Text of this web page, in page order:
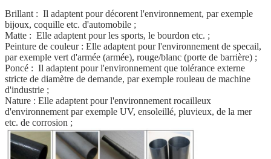
Brillant : Il adaptent pour décorent l'environnement, par exemple
bijoux, coquille etc. d'automobile ;
Matte : Elle adaptent pour les sports, le bourdon etc. ;
Peinture de couleur : Elle adaptent pour l'environnement de specail,
par exemple vert d'armée (armée), rouge/blanc (porte de barrière) ;
Poncé : Il adaptent pour l'environnement que tolérance externe
stricte de diamètre de demande, par exemple rouleau de machine
d'industrie ;
Nature : Elle adaptent pour l'environnement rocailleux
d'environnement par exemple UV, ensoleillé, pluvieux, de la mer
etc. de corrosion ;